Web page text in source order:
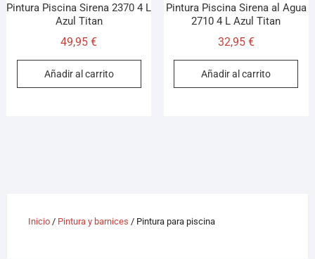
Pintura Piscina Sirena 2370 4 L
Azul Titan
49,95€
Añadir al carrito
Pintura Piscina Sirena al Agua
2710 4 L Azul Titan
32,95 €
Añadir al carrito
Inicio/ Pintura y barnices / Pintura para piscina